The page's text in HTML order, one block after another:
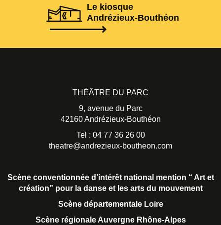
Le kiosque
Andrézieux-Bouthéon
THÉÂTRE DU PARC
9, avenue du Parc
42160 Andrézieux-Bouthéon
Tel : 04 77 36 26 00
theatre@andrezieux-boutheon.com
Scène conventionnée d’intérêt national mention “ Art et
création” pour la danse et les arts du mouvement
Scène départementale Loire
Scène régionale Auvergne Rhône-Alpes